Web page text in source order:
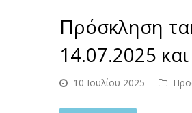
Πρόσκληση
14.07.2025
10 Ιουλίου 2025